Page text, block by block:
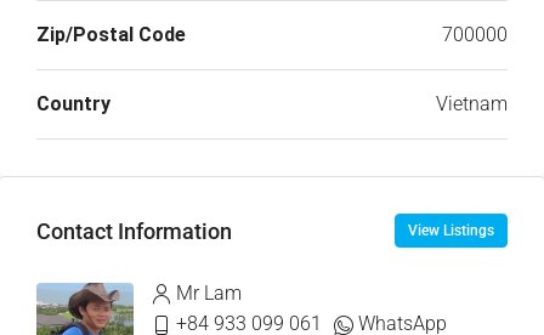
Zip/Postal Code 700000
Country Vietnam
Contact Information View Listings
Mr Lam
+84 933 099 061
WhatsApp